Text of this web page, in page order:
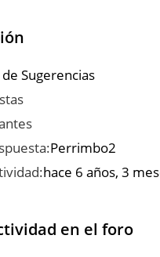
Sugerencias
Perrimbo2
hace 6 años, 3
en el foro